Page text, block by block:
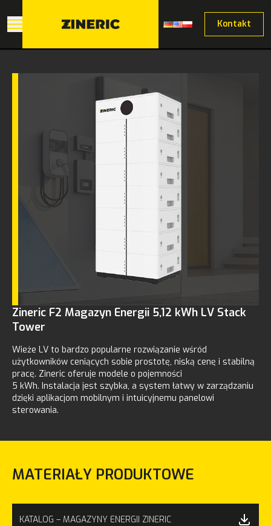
Kontakt
Zineric F2 Magazyn Energii 5,12 kWh LV Stack
Tower
Wieże LV to bardzo popularne rozwiązanie wśród
użytkowników ceniących sobie prostotę, niską cenę i stabilną
pracę. Zineric oferuje modele o pojemności
5 kWh. Instalacja jest szybka, a system łatwy w zarządzaniu
dzięki aplikacjom mobilnym i intuicyjnemu panelowi
sterowania.
MATERIAŁY PRODUKTOWE
KATALOG – MAGAZYNY ENERGII ZINERIC